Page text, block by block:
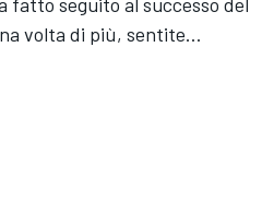
volta di più, sentite…